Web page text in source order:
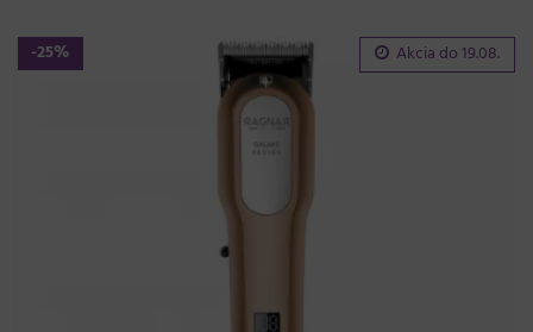
-25% Akcia do19.08.